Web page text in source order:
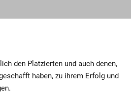
den Platzierten und auch denen,
haben, zu ihrem Erfolg und